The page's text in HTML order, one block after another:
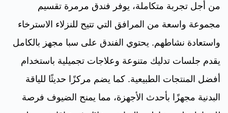
من أجل تجربة متكاملة، يوفر فندق مرمرة تقسيم
مجموعة واسعة من المرافق التي تتيح للنزلاء الاسترخاء
واستعادة نشاطهم. يحتوي الفندق على سبا مجهز بالكامل
يقدم جلسات تدليك متنوعة وعلاجات تجميلية باستخدام
أفضل المنتجات الطبيعية. كما يضم مركزًا حديثًا للياقة
البدنية مجهزًا بأحدث الأجهزة، مما يمنح الضيوف فرصة